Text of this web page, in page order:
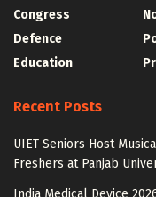
Congress
Defence
Education
Recent Posts
UIET Seniors Host
Freshers at Panjab